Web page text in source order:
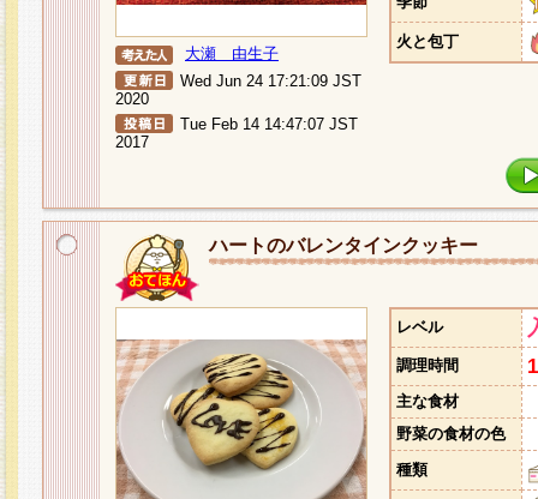
大瀬 由生子
Wed Jun 24 17:21:09 JST
2020
Tue Feb 14 14:47:07 JST
2017
火と包丁
ハートのバレンタインクッキー
レベル
調理時間
主な食材
野菜の食材の色
種類